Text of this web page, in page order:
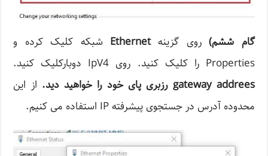
گام ششم)روی گزینهEthernet شبکه کلیک کرده و
Properties را کلیک کنید. روی IpV4 دوبارکلیک کنید.
gateway addrees رزبری پای خود را خواهید دید. از این
محدوده آدرس در جستجوی پیشرفته IP استفاده می کنیم.